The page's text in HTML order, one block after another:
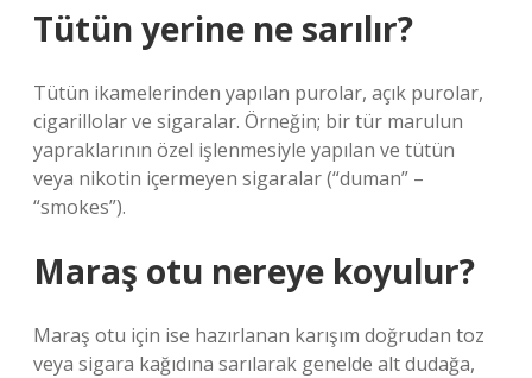
Tütün yerine ne sarılır?
Tütün ikamelerinden yapılan purolar, açık purolar,
cigarillolar ve sigaralar. Örneğin; bir tür marulun
yapraklarının özel işlenmesiyle yapılan ve tütün
veya nikotin içermeyen sigaralar (“duman” –
“smokes”).
Maraş otu nereye koyulur?
Maraş otu için ise hazırlanan karışım doğrudan toz
veya sigara kağıdına sarılarak genelde alt dudağa,